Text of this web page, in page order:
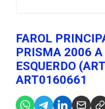
FAROL
PRISMA 2006
ESQUERDO
ART0160661